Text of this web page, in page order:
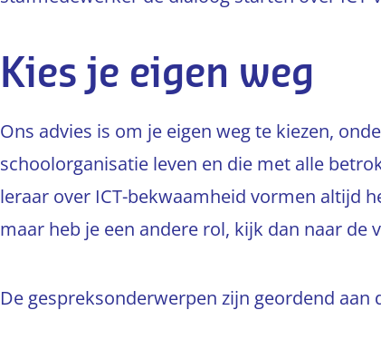
Kies je eigen weg
Ons advies is om je eigen weg te kiezen,
schoolorganisatie leven en die met alle
leraar over ICT-bekwaamheid vormen altijd
maar heb je een andere rol, kijk dan naar de
De gespreksonderwerpen zijn geordend aan